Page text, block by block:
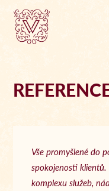
Vše promyšlené do
spokojenosti klientů.
komplexu služeb,